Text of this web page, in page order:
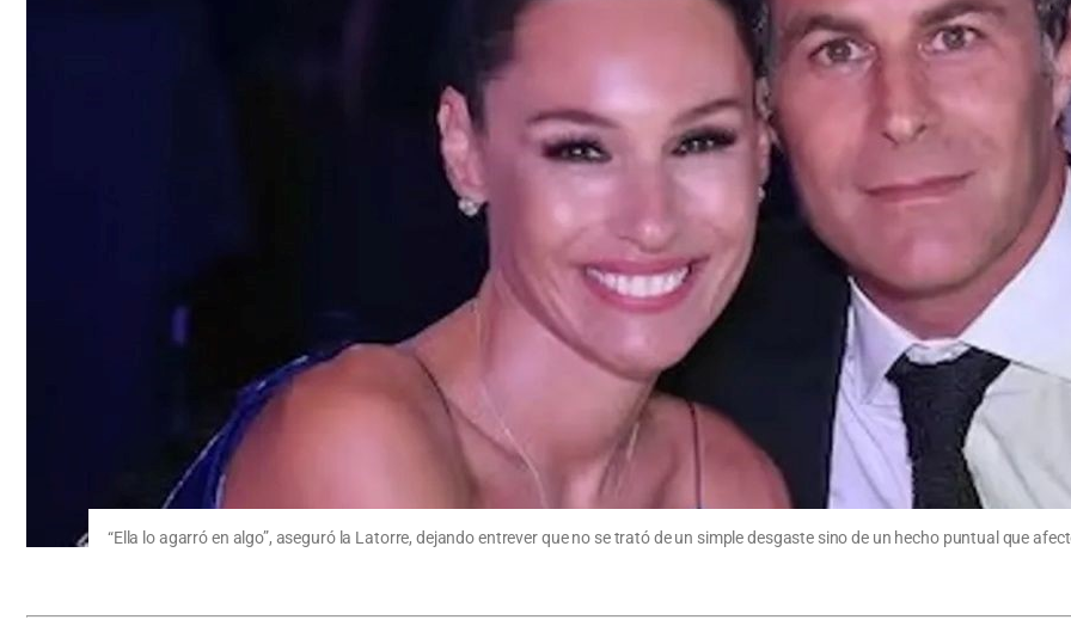
“Ella lo agarró en algo”, aseguró la Latorre, dejando entrever que no se trató de un simple desgaste sino de un hecho puntual que